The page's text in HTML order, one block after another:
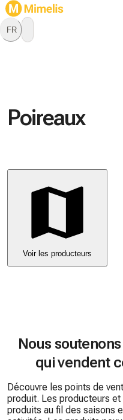
FR
Poireaux
Voir les producteurs
Nous soutenons
qui vendent
Découvre les points de
produit. Les producteurs
produits au fil des saisons